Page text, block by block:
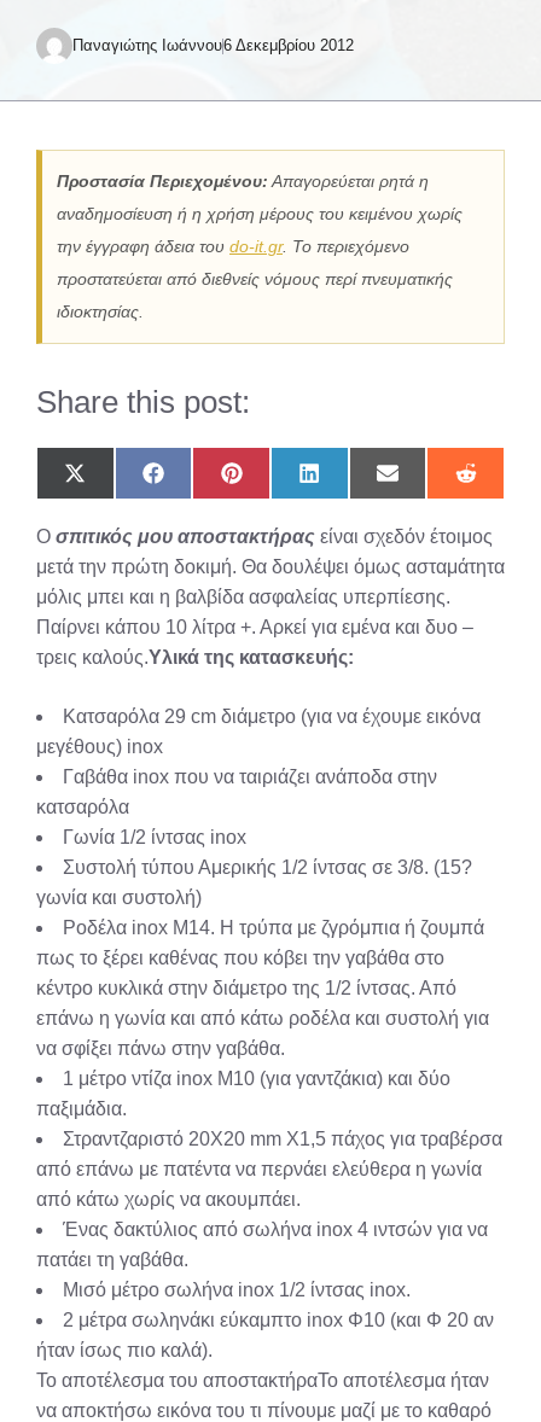
Παναγιώτης Ιωάννου6 Δεκεμβρίου 2012
Προστασία Περιεχομένου: Απαγορεύεται ρητά η
αναδημοσίευση ή η χρήση μέρους του κειμένου χωρίς
την έγγραφη άδεια του do-it.gr. Το περιεχόμενο
προστατεύεται από διεθνείς νόμους περί πνευματικής
ιδιοκτησίας.
Share this post:
Share
on
(Twitter)
Share
on
Share
on
Share
on
Share
on
Share
on
Ο σπιτικός μου αποστακτήρας είναι σχεδόν έτοιμος
μετά την πρώτη δοκιμή. Θα δουλέψει όμως ασταμάτητα
μόλις μπει και η βαλβίδα ασφαλείας υπερπίεσης.
Παίρνει κάπου 10 λίτρα +. Αρκεί για εμένα και δυο –
τρεις καλούς.Υλικά της κατασκευής:
Κατσαρόλα 29 cm διάμετρο (για να έχουμε εικόνα
μεγέθους) inox
Γαβάθα inox που να ταιριάζει ανάποδα στην
κατσαρόλα
Γωνία 1/2 ίντσας inox
Συστολή τύπου Αμερικής 1/2 ίντσας σε 3/8. (15?
γωνία και συστολή)
Ροδέλα inox Μ14. Η τρύπα με ζγρόμπια ή ζουμπά
πως το ξέρει καθένας που κόβει την γαβάθα στο
κέντρο κυκλικά στην διάμετρο της 1/2 ίντσας. Από
επάνω η γωνία και από κάτω ροδέλα και συστολή για
να σφίξει πάνω στην γαβάθα.
1 μέτρο ντίζα inox Μ10 (για γαντζάκια) και δύο
παξιμάδια.
Στραντζαριστό 20Χ20 mm Χ1,5 πάχος για τραβέρσα
από επάνω με πατέντα να περνάει ελεύθερα η γωνία
από κάτω χωρίς να ακουμπάει.
Ένας δακτύλιος από σωλήνα inox 4 ιντσών για να
πατάει τη γαβάθα.
Μισό μέτρο σωλήνα inox 1/2 ίντσας inox.
2 μέτρα σωληνάκι εύκαμπτο inox Φ10 (και Φ 20 αν
ήταν ίσως πιο καλά).
Το αποτέλεσμα του αποστακτήραΤο αποτέλεσμα ήταν
να αποκτήσω εικόνα του τι πίνουμε μαζί με το καθαρό